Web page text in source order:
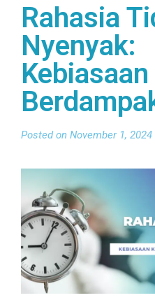
Rahasia
Nyenyak:
Posted on November 1,